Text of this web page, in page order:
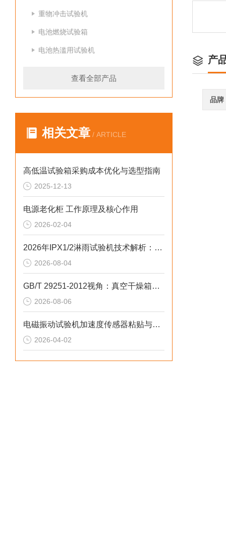
重物冲击试验机
电池燃烧试验箱
电池热滥用试验机
查看全部产品
相关文章 / ARTICLE
高低温试验箱采购成本优化与选型指南
2025-12-13
电源老化柜 工作原理及核心作用
2026-02-04
2026年IPX1/2淋雨试验机技术解析：中小场景下的精准合规选型
2026-08-04
GB/T 29251-2012视角：真空干燥箱选型指南：真空度漂移与热传导不均解析
2026-08-06
电磁振动试验机加速度传感器粘贴与校准的完整操作指南
2026-04-02
产
品牌